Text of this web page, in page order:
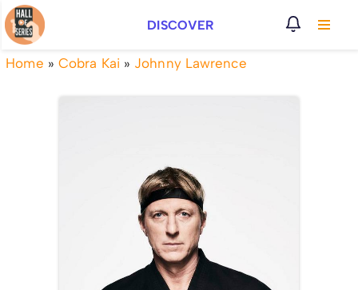
Vai
al
DISCOVER
Home » Cobra Kai » Johnny Lawrence